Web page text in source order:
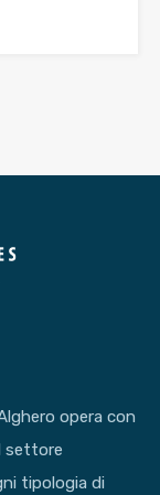
opera con
settore
tipologia di